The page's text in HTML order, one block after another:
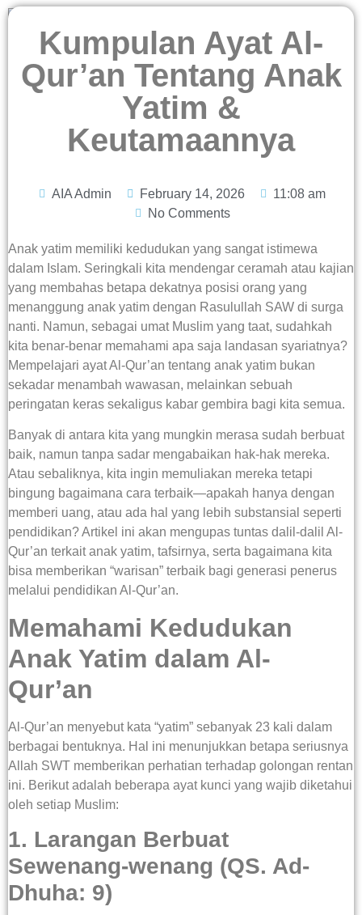
Kumpulan Ayat Al-
Qur’an Tentang Anak
Yatim &
Keutamaannya
AIA Admin February 14, 2026
11:08 am
No Comments
Anak yatim memiliki kedudukan yang sangat istimewa
dalam Islam. Seringkali kita mendengar ceramah atau kajian
yang membahas betapa dekatnya posisi orang yang
menanggung anak yatim dengan Rasulullah SAW di surga
nanti. Namun, sebagai umat Muslim yang taat, sudahkah
kita benar-benar memahami apa saja landasan syariatnya?
Mempelajari ayat Al-Qur’an tentang anak yatim bukan
sekadar menambah wawasan, melainkan sebuah
peringatan keras sekaligus kabar gembira bagi kita semua.
Banyak di antara kita yang mungkin merasa sudah berbuat
baik, namun tanpa sadar mengabaikan hak-hak mereka.
Atau sebaliknya, kita ingin memuliakan mereka tetapi
bingung bagaimana cara terbaik—apakah hanya dengan
memberi uang, atau ada hal yang lebih substansial seperti
pendidikan? Artikel ini akan mengupas tuntas dalil-dalil Al-
Qur’an terkait anak yatim, tafsirnya, serta bagaimana kita
bisa memberikan “warisan” terbaik bagi generasi penerus
melalui pendidikan Al-Qur’an.
Memahami Kedudukan
Anak Yatim dalam Al-
Qur’an
Al-Qur’an menyebut kata “yatim” sebanyak 23 kali dalam
berbagai bentuknya. Hal ini menunjukkan betapa seriusnya
Allah SWT memberikan perhatian terhadap golongan rentan
ini. Berikut adalah beberapa ayat kunci yang wajib diketahui
oleh setiap Muslim:
1. Larangan Berbuat
Sewenang-wenang (QS. Ad-
Dhuha: 9)